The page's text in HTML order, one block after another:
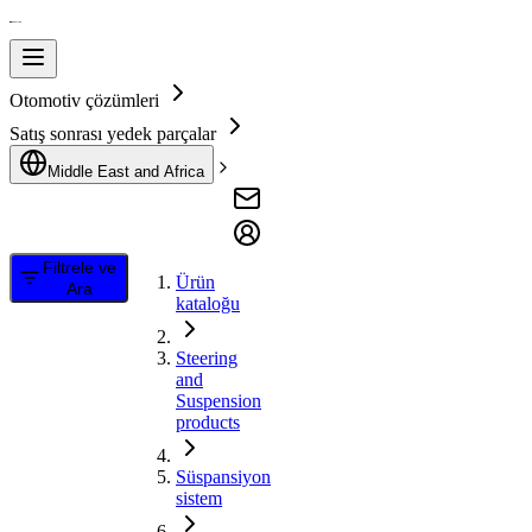
Otomotiv çözümleri
Satış sonrası yedek parçalar
Middle East and Africa
Filtrele ve
Ara
Ürün
kataloğu
Steering
and
Suspension
products
Süspansiyon
sistem